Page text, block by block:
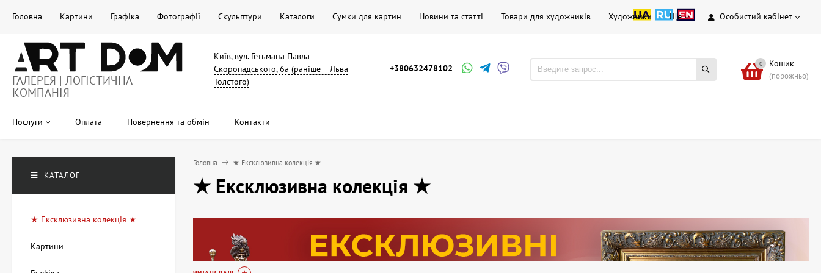
Особистий кабінет
Головна Картини Графіка Фотографії Скульптури Каталоги Сумки для картин Новини та статті Товари для художників Художники Ще
ГАЛЕРЕЯ | ЛОГІСТИЧНА
КОМПАНІЯ
Київ, вул. Гетьмана Павла
Скоропадського, 6а (раніше – Льва
Толстого)
+380632478102 0 Кошик
(порожньо)
Послуги Оплата Повернення та обмін Контакти
Головна ★ Ексклюзивна колекція ★
★ Ексклюзивна колекція ★
КАТАЛОГ
★ Ексклюзивна колекція ★
Картини